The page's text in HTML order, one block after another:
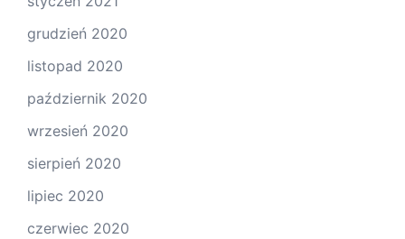
grudzień 2020
listopad 2020
październik 2020
wrzesień 2020
sierpień 2020
lipiec 2020
czerwiec 2020